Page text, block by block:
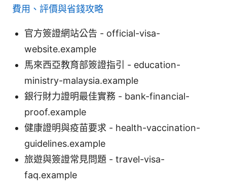
費用、評價與省錢攻略
官方簽證網站公告 - official-visa-
website.example
馬來西亞教育部簽證指引 - education-
ministry-malaysia.example
銀行財力證明最佳實務 - bank-financial-
proof.example
健康證明與疫苗要求 - health-vaccination-
guidelines.example
旅遊與簽證常見問題 - travel-visa-
faq.example